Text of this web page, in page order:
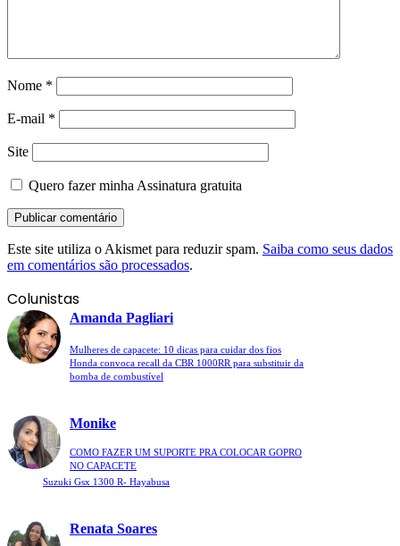
Nome *
E-mail *
Site
Quero fazer minha Assinatura gratuita
Este site utiliza o Akismet para reduzir spam. Saiba como seus dados
em comentários são processados.
Colunistas
Amanda Pagliari
Mulheres de capacete: 10 dicas para cuidar dos fios
Honda convoca recall da CBR 1000RR para substituir da
bomba de combustível
Monike
COMO FAZER UM SUPORTE PRA COLOCAR GOPRO
NO CAPACETE
Suzuki Gsx 1300 R- Hayabusa
Renata Soares